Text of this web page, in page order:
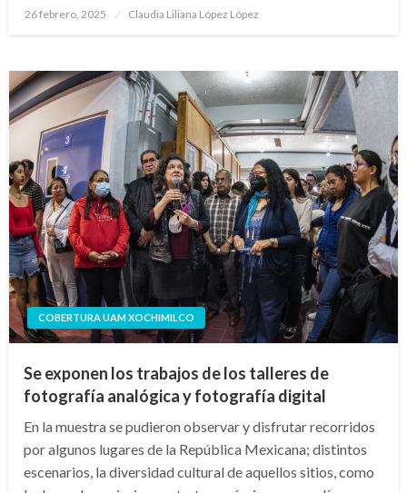
Publicado
26 febrero, 2025 Claudia Liliana López López
COBERTURA UAM XOCHIMILCO
Se exponen los trabajos de los talleres de
fotografía analógica y fotografía digital
En la muestra se pudieron observar y disfrutar recorridos
por algunos lugares de la República Mexicana; distintos
escenarios, la diversidad cultural de aquellos sitios, como